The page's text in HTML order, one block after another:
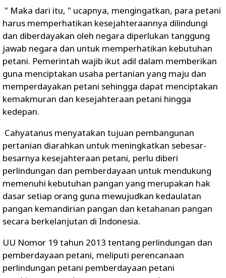
" Maka dari itu, " ucapnya, mengingatkan, para petani
harus memperhatikan kesejahteraannya dilindungi
dan diberdayakan oleh negara diperlukan tanggung
jawab negara dan untuk memperhatikan kebutuhan
petani. Pemerintah wajib ikut adil dalam memberikan
guna menciptakan usaha pertanian yang maju dan
memperdayakan petani sehingga dapat menciptakan
kemakmuran dan kesejahteraan petani hingga
kedepan.
Cahyatanus menyatakan tujuan pembangunan
pertanian diarahkan untuk meningkatkan sebesar-
besarnya kesejahteraan petani, perlu diberi
perlindungan dan pemberdayaan untuk mendukung
memenuhi kebutuhan pangan yang merupakan hak
dasar setiap orang guna mewujudkan kedaulatan
pangan kemandirian pangan dan ketahanan pangan
secara berkelanjutan di Indonesia.
UU Nomor 19 tahun 2013 tentang perlindungan dan
pemberdayaan petani, meliputi perencanaan
perlindungan petani pemberdayaan petani